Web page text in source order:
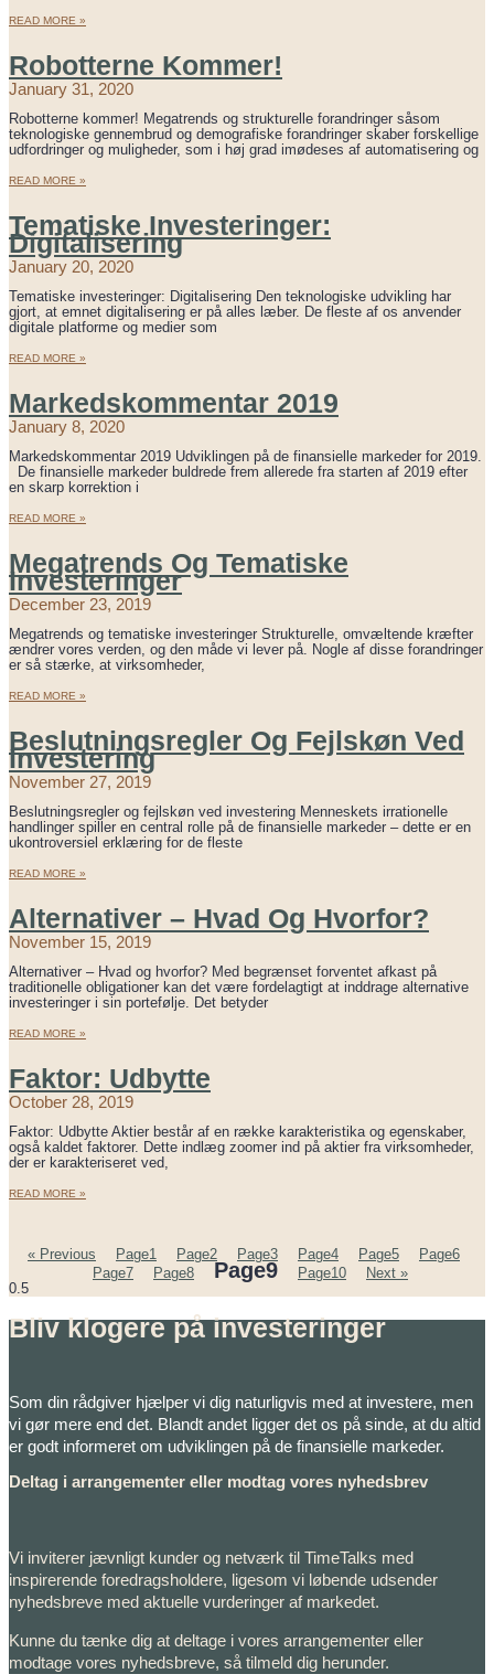
READ MORE »
Robotterne Kommer!
January 31, 2020
Robotterne kommer! Megatrends og strukturelle forandringer såsom
teknologiske gennembrud og demografiske forandringer skaber forskellige
udfordringer og muligheder, som i høj grad imødeses af automatisering og
READ MORE »
Tematiske Investeringer:
Digitalisering
January 20, 2020
Tematiske investeringer: Digitalisering Den teknologiske udvikling har
gjort, at emnet digitalisering er på alles læber. De fleste af os anvender
digitale platforme og medier som
READ MORE »
Markedskommentar 2019
January 8, 2020
Markedskommentar 2019 Udviklingen på de finansielle markeder for 2019.
De finansielle markeder buldrede frem allerede fra starten af 2019 efter
en skarp korrektion i
READ MORE »
Megatrends Og Tematiske
Investeringer
December 23, 2019
Megatrends og tematiske investeringer Strukturelle, omvæltende kræfter
ændrer vores verden, og den måde vi lever på. Nogle af disse forandringer
er så stærke, at virksomheder,
READ MORE »
Beslutningsregler Og Fejlskøn Ved
Investering
November 27, 2019
Beslutningsregler og fejlskøn ved investering Menneskets irrationelle
handlinger spiller en central rolle på de finansielle markeder – dette er en
ukontroversiel erklæring for de fleste
READ MORE »
Alternativer – Hvad Og Hvorfor?
November 15, 2019
Alternativer – Hvad og hvorfor? Med begrænset forventet afkast på
traditionelle obligationer kan det være fordelagtigt at inddrage alternative
investeringer i sin portefølje. Det betyder
READ MORE »
Faktor: Udbytte
October 28, 2019
Faktor: Udbytte Aktier består af en række karakteristika og egenskaber,
også kaldet faktorer. Dette indlæg zoomer ind på aktier fra virksomheder,
der er karakteriseret ved,
READ MORE »
« Previous Page1 Page2 Page3 Page4 Page5 Page6
Page7 Page8 Page9 Page10 Next »
Bliv klogere på investeringer
Som din rådgiver hjælper vi dig naturligvis med at investere, men
vi gør mere end det. Blandt andet ligger det os på sinde, at du altid
er godt informeret om udviklingen på de finansielle markeder.
Deltag i arrangementer eller modtag vores nyhedsbrev
Vi inviterer jævnligt kunder og netværk til TimeTalks med
inspirerende foredragsholdere, ligesom vi løbende udsender
nyhedsbreve med aktuelle vurderinger af markedet.
Kunne du tænke dig at deltage i vores arrangementer eller
modtage vores nyhedsbreve, så tilmeld dig herunder.